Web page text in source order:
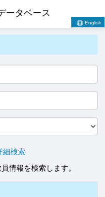
ータベース
English
細検索
情報を検索します。